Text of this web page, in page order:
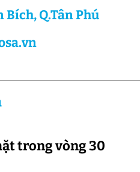
Bích, Q.Tân Phú
trong vòng 30